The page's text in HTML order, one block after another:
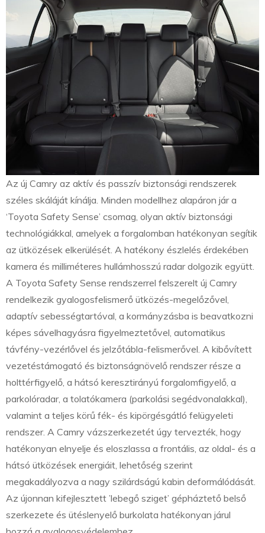
Az új Camry az aktív és passzív biztonsági rendszerek
széles skáláját kínálja. Minden modellhez alapáron jár a
‘Toyota Safety Sense’ csomag, olyan aktív biztonsági
technológiákkal, amelyek a forgalomban hatékonyan segítik
az ütközések elkerülését. A hatékony észlelés érdekében
kamera és milliméteres hullámhosszú radar dolgozik együtt.
A Toyota Safety Sense rendszerrel felszerelt új Camry
rendelkezik gyalogosfelismerő ütközés-megelőzővel,
adaptív sebességtartóval, a kormányzásba is beavatkozni
képes sávelhagyásra figyelmeztetővel, automatikus
távfény-vezérlővel és jelzőtábla-felismerővel. A kibővített
vezetéstámogató és biztonságnövelő rendszer része a
holttérfigyelő, a hátsó keresztirányú forgalomfigyelő, a
parkolóradar, a tolatókamera (parkolási segédvonalakkal),
valamint a teljes körű fék- és kipörgésgátló felügyeleti
rendszer. A Camry vázszerkezetét úgy tervezték, hogy
hatékonyan elnyelje és eloszlassa a frontális, az oldal- és a
hátsó ütközések energiáit, lehetőség szerint
megakadályozva a nagy szilárdságú kabin deformálódását.
Az újonnan kifejlesztett ’lebegő sziget’ gépháztető belső
szerkezete és ütéslenyelő burkolata hatékonyan járul